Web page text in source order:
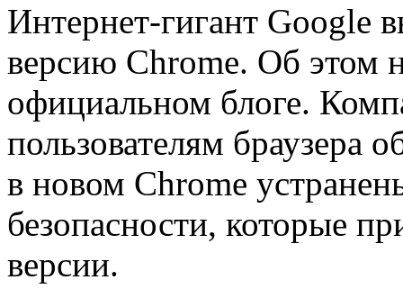
Интернет-гигант Google
версию Chrome. Об этом
официальном блоге.
пользователям браузера
в новом Chrome
безопасности, которые
версии.